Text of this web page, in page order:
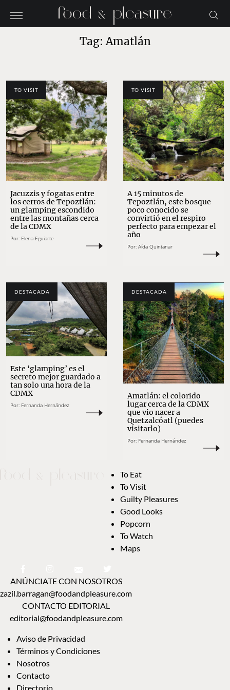
Tag: Amatlán
TO VISIT
Jacuzzis y fogatas entre
los cerros de Tepoztlán:
un glamping escondido
entre las montañas cerca
de la CDMX
Por: Elena Eguiarte
TO VISIT
A 15 minutos de
Tepoztlán, este bosque
poco conocido se
convirtió en el respiro
perfecto para empezar el
año
Por: Aída Quintanar
DESTACADA
Este ‘glamping’ es el
secreto mejor guardado a
tan solo una hora de la
CDMX
Por: Fernanda Hernández
DESTACADA
Amatlán: el colorido
lugar cerca de la CDMX
que vio nacer a
Quetzalcóatl (puedes
visitarlo)
Por: Fernanda Hernández
To Eat
To Visit
Guilty Pleasures
Good Looks
Popcorn
To Watch
Maps
ANÚNCIATE CON NOSOTROS
zazil.barragan@foodandpleasure.com
CONTACTO EDITORIAL
editorial@foodandpleasure.com
Aviso de Privacidad
Términos y Condiciones
Nosotros
Contacto
Directorio